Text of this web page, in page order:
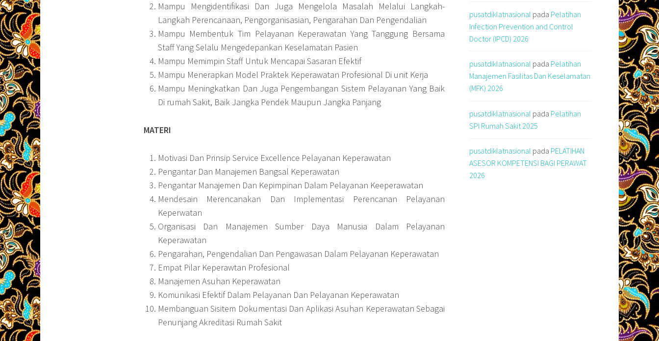
Mampu Mengidentifikasi Dan Juga Mengelola Masalah Melalui Langkah-
Langkah Perencanaan, Pengorganisasian, Pengarahan Dan Pengendalian
Mampu Membentuk Tim Pelayanan Keperawatan Yang Tanggung Bersama
Staff Yang Selalu Mengedepankan Keselamatan Pasien
Mampu Memimpin Staff Untuk Mencapai Sasaran Efektif
Mampu Menerapkan Model Praktek Keperawatan Profesional Di unit Kerja
Mampu Meningkatkan Dan Juga Pengembangan Sistem Pelayanan Yang Baik
Di rumah Sakit, Baik Jangka Pendek Maupun Jangka Panjang
MATERI
Motivasi Dan Prinsip Service Excellence Pelayanan Keperawatan
Pengantar Dan Manajemen Bangsal Keperawatan
Pengantar Manajemen Dan Kepimpinan Dalam Pelayanan Keeperawatan
Mendesain Merencanakan Dan Implementasi Perencanan Pelayanan
Keperwatan
Organisasi Dan Manajemen Sumber Daya Manusia Dalam Pelayanan
Keperawatan
Pengarahan, Pengendalian Dan Pengawasan Dalam Pelayanan Keperawatan
Empat Pilar Keperawtan Profesional
Manajemen Asuhan Keperawatan
Komunikasi Efektif Dalam Pelayanan Dan Pelayanan Keperawatan
Membanguan Sisitem Dokumentasi Dan Aplikasi Asuhan Keperawatan Sebagai
Penunjang Akreditasi Rumah Sakit
pusatdiklatnasional pada Pelatihan
Infection Prevention and Control
Doctor (IPCD) 2026
pusatdiklatnasional pada Pelatihan
Manajemen Fasilitas Dan Keselamatan
(MFK) 2026
pusatdiklatnasional pada Pelatihan
SPI Rumah Sakit 2025
pusatdiklatnasional pada PELATIHAN
ASESOR KOMPETENSI BAGI PERAWAT
2026